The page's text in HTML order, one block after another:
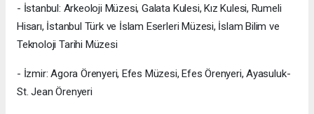
- İstanbul: ⁠Arkeoloji Müzesi, Galata Kulesi, Kız Kulesi, ⁠Rumeli
Hisarı, ⁠İstanbul Türk ve İslam Eserleri Müzesi, ⁠İslam Bilim ve
Teknoloji Tarihi Müzesi
- İzmir: ⁠Agora Örenyeri, ⁠Efes Müzesi, ⁠Efes Örenyeri, ⁠Ayasuluk-
St. Jean Örenyeri